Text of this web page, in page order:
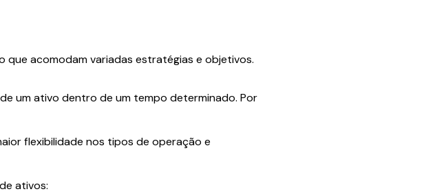
acomodam variadas estratégias e objetivos.
um ativo dentro de um tempo determinado. Por
flexibilidade nos tipos de operação e
ativos: